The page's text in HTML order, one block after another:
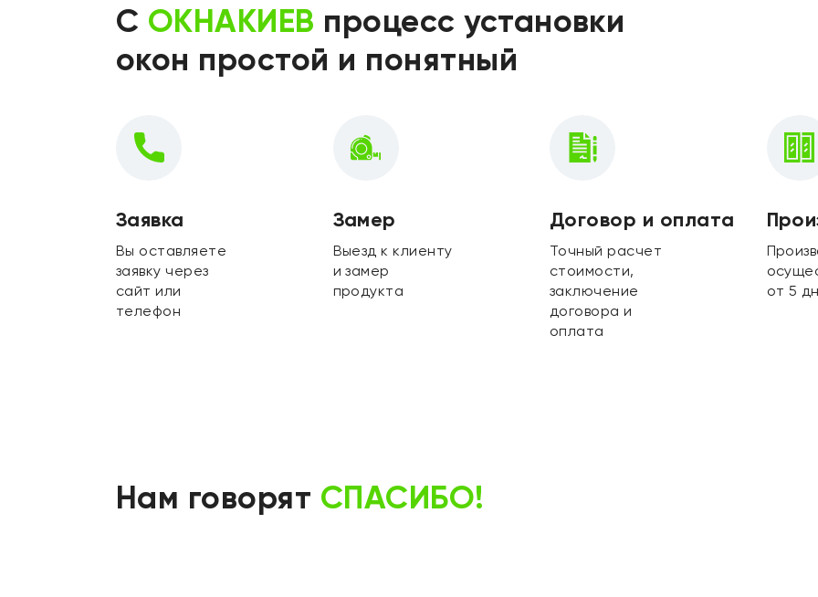
С ОКНАКИЕВ процесс установки
окон простой и понятный
Заявка
Вы оставляете
заявку через
сайт или
телефон
Замер
Выезд к клиенту
и замер
продукта
Договор и оплата
Точный расчет
стоимости,
заключение
договора и
оплата
от 5
Нам говорят СПАСИБО!